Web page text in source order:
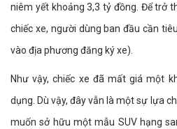
niêm yết khoảng 3,3 tỷ đồng. Để trở
chiếc xe, người dùng ban đầu cần
vào địa phương đăng ký xe).
Như vậy, chiếc xe đã mất giá một
dụng. Dù vậy, đây vẫn là một sự lựa
muốn sở hữu một mẫu SUV hạng